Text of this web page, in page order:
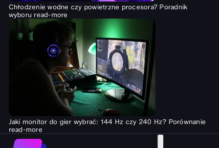
Chłodzenie wodne czy powietrzne procesora? Poradnik
wyboru read-more
Jaki monitor do gier wybrać: 144 Hz czy 240 Hz? Porównanie
read-more